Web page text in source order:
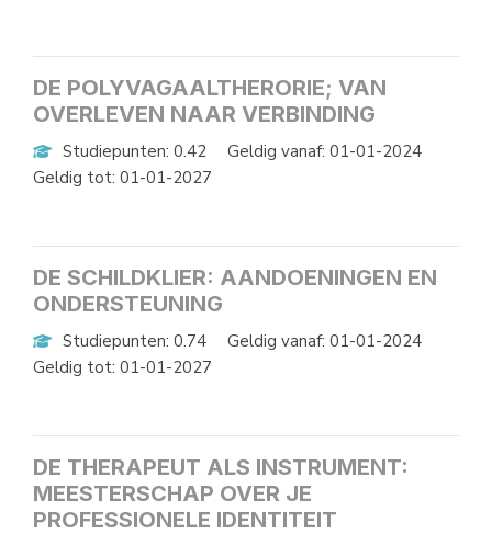
DE POLYVAGAALTHERORIE; VAN
OVERLEVEN NAAR VERBINDING
Studiepunten: 0.42
Geldig vanaf: 01-01-2024
Geldig tot: 01-01-2027
DE SCHILDKLIER: AANDOENINGEN EN
ONDERSTEUNING
Studiepunten: 0.74
Geldig vanaf: 01-01-2024
Geldig tot: 01-01-2027
DE THERAPEUT ALS INSTRUMENT:
MEESTERSCHAP OVER JE
PROFESSIONELE IDENTITEIT